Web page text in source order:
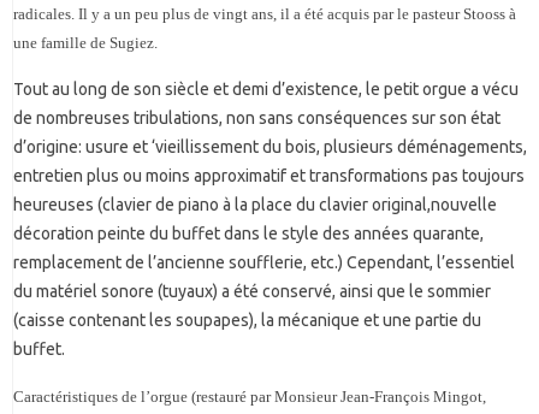
radicales. Il y a un peu plus de vingt ans, il a été acquis par le pasteur Stooss à
une famille de Sugiez.
Tout au long de son siècle et demi d’existence, le petit orgue a vécu
de nombreuses tribulations, non sans conséquences sur son état
d’origine: usure et ‘vieillissement du bois, plusieurs déménagements,
entretien plus ou moins approximatif et transformations pas toujours
heureuses (clavier de piano à la place du clavier original,nouvelle
décoration peinte du buffet dans le style des années quarante,
remplacement de l’ancienne soufflerie, etc.) Cependant, l’essentiel
du matériel sonore (tuyaux) a été conservé, ainsi que le sommier
(caisse contenant les soupapes), la mécanique et une partie du
buffet.
Caractéristiques de l’orgue (restauré par Monsieur Jean-François Mingot,